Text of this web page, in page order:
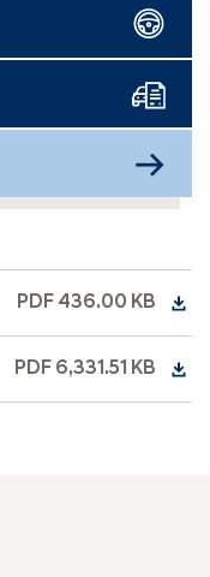
PDF 436.00 KB
PDF 6,331.51 KB